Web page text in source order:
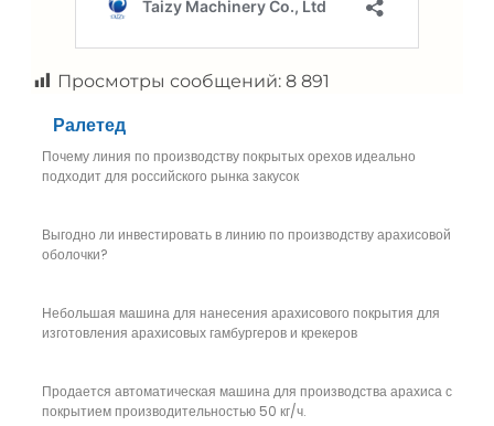
Просмотры сообщений: 8 891
Ралетед
Почему линия по производству покрытых орехов идеально
подходит для российского рынка закусок
Выгодно ли инвестировать в линию по производству арахисовой
оболочки?
Небольшая машина для нанесения арахисового покрытия для
изготовления арахисовых гамбургеров и крекеров
Продается автоматическая машина для производства арахиса с
покрытием производительностью 50 кг/ч.